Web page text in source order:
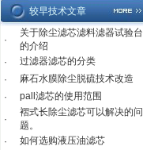
较早技术文章
·
关于除尘滤芯滤料滤器试验台
的介绍
·
过滤器滤芯的分类
·
麻石水膜除尘脱硫技术改造
·
pall滤芯的使用范围
·
褶式长除尘滤芯可以解决的问
题。
·
如何选购液压油滤芯